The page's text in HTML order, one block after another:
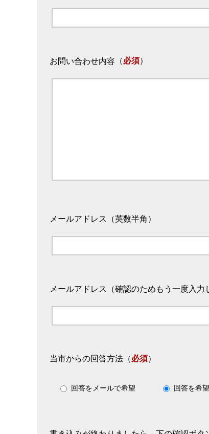
お問い合わせ内容 （必須）
メールアドレス（英数半角）
メールアドレス（確認のためもう一度入力
当市からの回答方法 （必須）
回答をメールで希望 回答を希